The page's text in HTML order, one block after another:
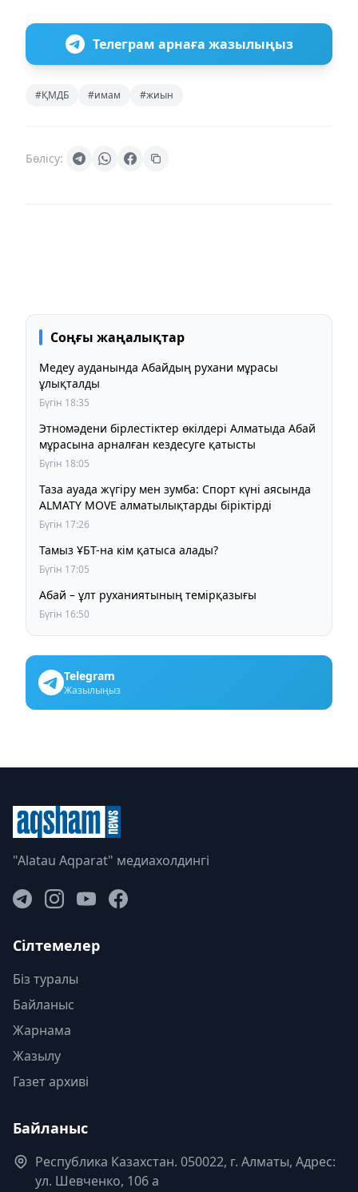
Телеграм арнаға жазылыңыз
#ҚМДБ #имам #жиын
Бөлісу:
Соңғы жаңалықтар
Медеу ауданында Абайдың рухани мұрасы
ұлықталды
Бүгін 18:35
Этномәдени бірлестіктер өкілдері Алматыда Абай
мұрасына арналған кездесуге қатысты
Бүгін 18:05
Таза ауада жүгіру мен зумба: Спорт күні аясында
ALMATY MOVE алматылықтарды біріктірді
Бүгін 17:26
Тамыз ҰБТ-на кім қатыса алады?
Бүгін 17:05
Абай – ұлт руханиятының темірқазығы
Бүгін 16:50
Telegram
Жазылыңыз
"Alatau Aqparat" медиахолдингі
Сілтемелер
Біз туралы
Байланыс
Жарнама
Жазылу
Газет архиві
Байланыс
Республика Казахстан. 050022, г. Алматы, Адрес:
ул. Шевченко, 106 а